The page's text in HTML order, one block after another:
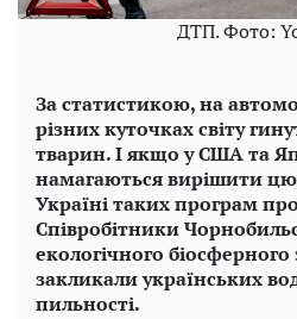
ДТП. Фото:
За статистикою, на
різних куточках світу
тварин. І якщо у США та
намагаються вирішити
Україні таких програм
Співробітники
екологічного
закликали українських
пильності.